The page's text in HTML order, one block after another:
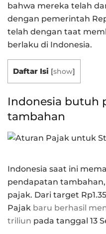
bahwa mereka telah
dengan pemerintah
telah dengan taat
berlaku di Indonesia.
Daftar Isi [show]
Indonesia butuh
tambahan
Indonesia saat ini
pendapatan
pajak. Dari target
Pajak baru berhasil
triliun pada tanggal 13